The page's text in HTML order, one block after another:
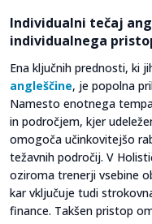
Individualni tečaj
individualnega
Ena ključnih prednosti, ki
angleščine, je popolna
Namesto enotnega
in področjem, kjer
omogoča učinkovitejšo
težavnih področij. V
oziroma trenerji vsebine
kar vključuje tudi
finance. Takšen pristop